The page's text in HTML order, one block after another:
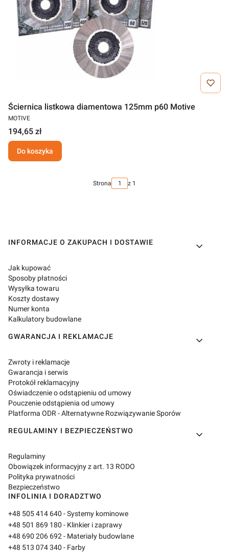
Ściernica listkowa diamentowa 125mm p60 Motive
MOTIVE
194,65 zł
Do koszyka
Strona z 1
Linki w stopce
INFORMACJE O ZAKUPACH I DOSTAWIE
Jak kupować
Sposoby płatności
Wysyłka towaru
Koszty dostawy
Numer konta
Kalkulatory budowlane
GWARANCJA I REKLAMACJE
Zwroty i reklamacje
Gwarancja i serwis
Protokół reklamacyjny
Oświadczenie o odstąpieniu od umowy
Pouczenie odstąpienia od umowy
Platforma ODR - Alternatywne Rozwiązywanie Sporów
REGULAMINY I BEZPIECZEŃSTWO
Regulaminy
Obowiązek informacyjny z art. 13 RODO
Polityka prywatności
Bezpieczeństwo
INFOLINIA I DORADZTWO
+48 505 414 640 - Systemy kominowe
+48 501 869 180 - Klinkier i zaprawy
+48 690 206 692 - Materiały budowlane
+48 513 074 340 - Farby